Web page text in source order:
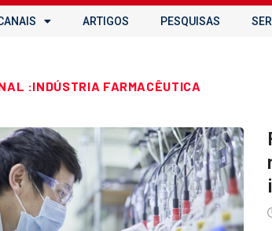
ARTIGOS PESQUISAS
:INDÚSTRIA FARMACÊUTICA